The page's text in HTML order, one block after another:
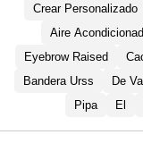
Crear Personalizado
Aire
Eyebrow Raised
Bandera Urss
De
Pipa
El